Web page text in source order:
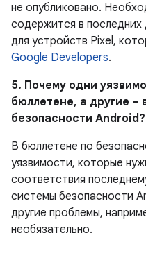
не опубликовано.
содержится в
для устройств Pixel,
Google Developers.
5. Почему одни
бюллетене, а другие –
безопасности Android?
В бюллетене по
уязвимости, которые
соответствия
системы безопасности
другие проблемы,
необязательно.